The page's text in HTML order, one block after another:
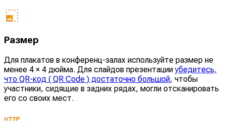
Размер
Для плакатов в конференц-залах используйте размер не
менее 4 × 4 дюйма. Для слайдов презентацииубедитесь,
что QR-код ( QR Code ) достаточно большой, чтобы
участники, сидящие в задних рядах, могли отсканировать
его со своих мест.